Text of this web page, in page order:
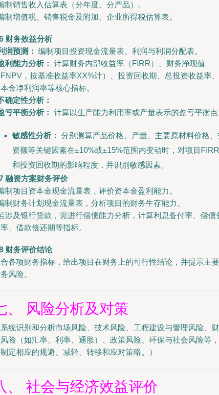
制销售收入估算表（分年度、分产品）。
制增值税、销售税金及附加、企业所得税估算表。
财务效益分析
润预测： 编制项目投资现金流量表、利润与利润分配表。
利能力分析： 计算财务内部收益率（FIRR）、财务净现值
，按基准收益率XX%计）、投资回收期、总投资收益率、
金净利润率等核心指标。
确定性分析：
亏平衡分析： 计算以生产能力利用率或产量表示的盈亏平衡
敏感性分析： 分别测算产品价格、产量、主要原材料价格、
资额等关键因素在±10%或±15%范围内变动时，对项目FIRR
和投资回收期的影响程度，并识别敏感因素。
融资方案财务评价
制项目资本金现金流量表，评价资本金盈利能力。
制财务计划现金流量表，分析项目的财务生存能力。
涉及银行贷款，需进行偿债能力分析，计算利息备付率、偿债
、借款偿还期等指标。
财务评价结论
各项财务指标，给出项目在财务上的可行性结论，并提示主要
风险。
、 风险分析及对策
统识别和分析市场风险、技术风险、工程建设与管理风险、财
险（如汇率、利率、通胀）、政策风险、环保与社会风险等，
定相应的规避、减轻、转移和应对策略。）
、 社会与经济效益评价